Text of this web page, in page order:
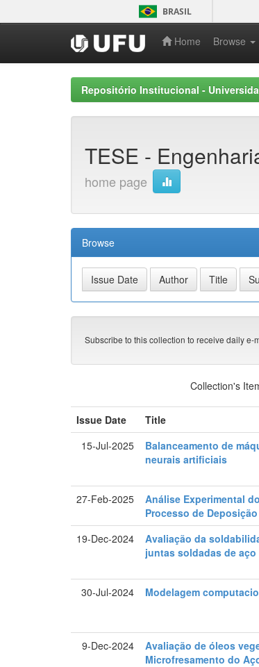
navigation
BRASIL
Home Browse
Repositório Institucional -
TESE -
home page
Browse
Subscribe to this collection to receive daily
Collection's
Issue Date
Title
15-Jul-2025
Balanceamento de
neurais artificiais
27-Feb-2025
Análise Experimental
Processo de
19-Dec-2024
Avaliação da
juntas soldadas de
30-Jul-2024
Modelagem
9-Dec-2024
Avaliação de óleos
Microfresamento do